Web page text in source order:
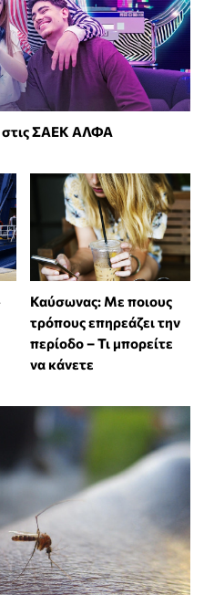
στις ΣΑΕΚ ΑΛΦΑ
Καύσωνας: Με ποιους
τρόπους επηρεάζει την
περίοδο – Τι μπορείτε
να κάνετε